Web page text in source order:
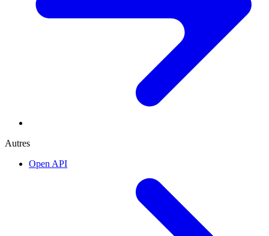
Autres
Open API